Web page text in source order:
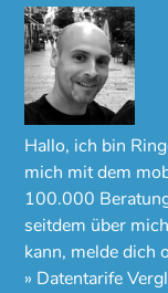
Hallo, ich bin
mich mit dem
100.000
seitdem über
kann, melde dich
» Datentarife